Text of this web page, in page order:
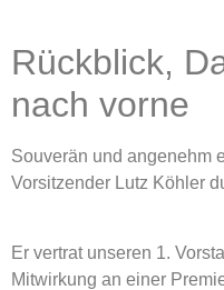
Rückblick,
nach vorne
Souverän und angenehm
Vorsitzender Lutz Köhler
Er vertrat unseren 1.
Mitwirkung an einer